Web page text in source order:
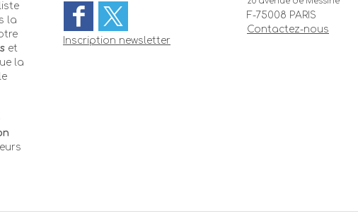
la
et
la
Inscription newsletter
F-75008 PARIS
Contactez-nous